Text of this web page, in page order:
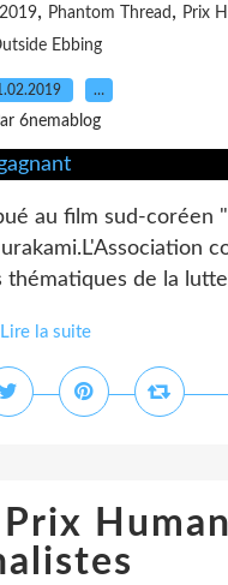
, Phantom Thread , Prix
Ebbing
…
6nemablog
au film sud-coréen
de la lutte
Lire la suite